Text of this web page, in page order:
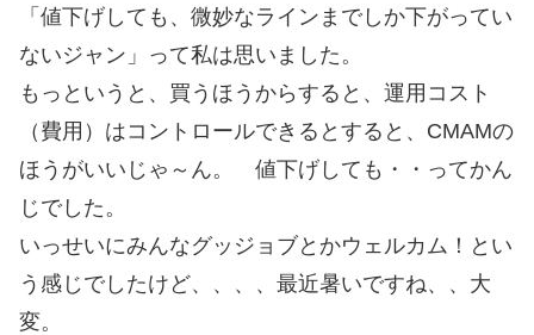
「値下げしても、微妙なラインまでしか下がってい
ないジャン」って私は思いました。
もっというと、買うほうからすると、運用コスト
（費用）はコントロールできるとすると、CMAMの
ほうがいいじゃ～ん。 値下げしても・・ってかん
じでした。
いっせいにみんなグッジョブとかウェルカム！とい
う感じでしたけど、、、、最近暑いですね、、大
変。